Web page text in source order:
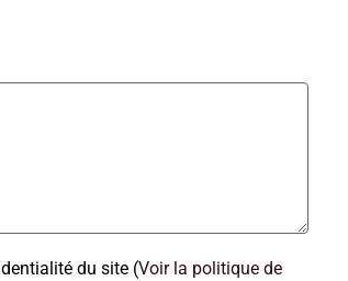
du site(Voir la politique de